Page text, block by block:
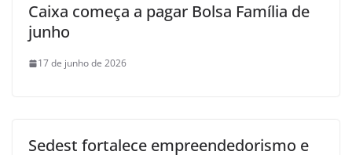
Caixa começa a pagar Bolsa Família de
junho
17 de junho de 2026
Sedest fortalece empreendedorismo e